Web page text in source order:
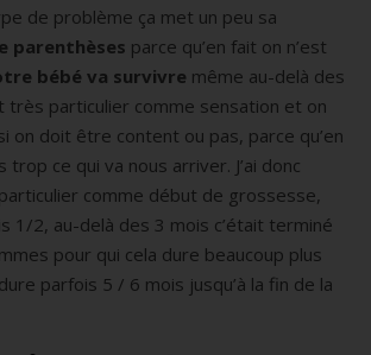
de problème ça met un peu sa
parenthèses parce qu’en fait on n’est
bébé va survivre même au-delà des
très particulier comme sensation et on
on doit être content ou pas, parce qu’en
trop ce qui va nous arriver. J’ai donc
comme début de grossesse,
1/2, au-delà des 3 mois c’était terminé
pour qui cela dure beaucoup plus
parfois 5 / 6 mois jusqu’à la fin de la